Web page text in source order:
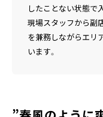
したことない状態で
現場スタッフから副
を兼務しながらエリ
います。